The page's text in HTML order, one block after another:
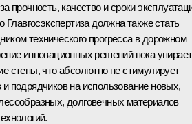
прочность, качество и сроки
Главгосэкспертиза должна также стать
технического прогресса в дорожном
инновационных решений пока
стены, что абсолютно не стимулирует
и подрядчиков на использование новых,
долговечных материалов